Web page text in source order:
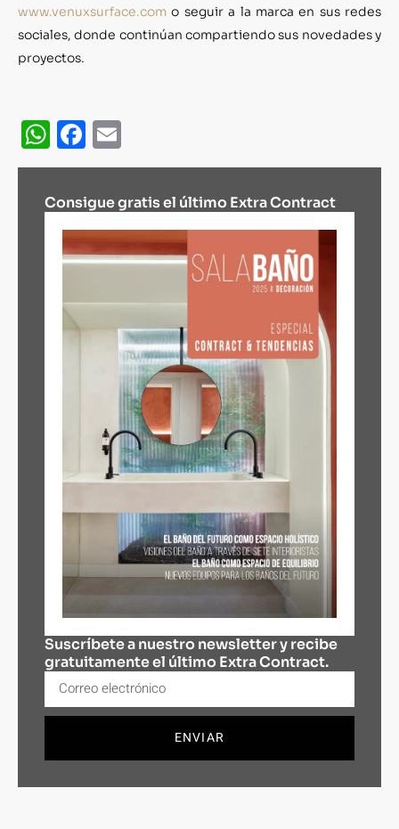
www.venuxsurface.com o seguir a la marca en sus redes
sociales, donde continúan compartiendo sus novedades y
proyectos.
WhatsApp
Facebook
Consigue gratis el último Extra Contract
Suscríbete a nuestro newsletter y recibe
gratuitamente el último Extra Contract.
ENVIAR